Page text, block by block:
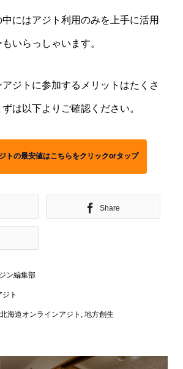
にはアジト利用のみを上手に活用
いらっしゃいます。
ジトに参加するメリットはたくさ
は以下よりご確認ください。
トの最安値はこちらをクリックorタップ
Share
ン編集部
ト
北海道オンラインアジト 地方創生